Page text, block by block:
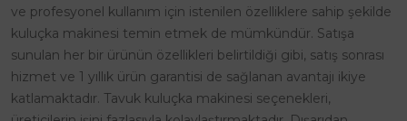
ve profesyonel kullanım için istenilen özelliklere sahip şekilde
kuluçka makinesi temin etmek de mümkündür. Satışa
sunulan her bir ürünün özellikleri belirtildiği gibi, satış sonrası
hizmet ve 1 yıllık ürün garantisi de sağlanan avantajı ikiye
katlamaktadır. Tavuk kuluçka makinesi seçenekleri,